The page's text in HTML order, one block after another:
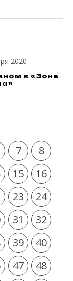
2020
в «Зоне
7
8
15
16
23
24
31
32
39
40
47
48